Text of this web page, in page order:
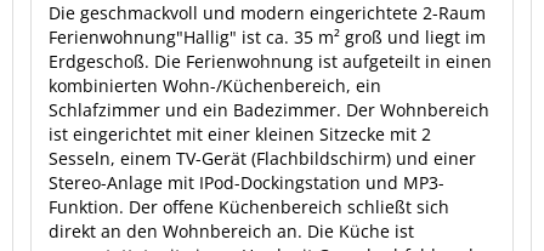
Die geschmackvoll und modern eingerichtete 2-Raum
Ferienwohnung"Hallig" ist ca. 35 m² groß und liegt im
Erdgeschoß. Die Ferienwohnung ist aufgeteilt in einen
kombinierten Wohn-/Küchenbereich, ein
Schlafzimmer und ein Badezimmer. Der Wohnbereich
ist eingerichtet mit einer kleinen Sitzecke mit 2
Sesseln, einem TV-Gerät (Flachbildschirm) und einer
Stereo-Anlage mit IPod-Dockingstation und MP3-
Funktion. Der offene Küchenbereich schließt sich
direkt an den Wohnbereich an. Die Küche ist